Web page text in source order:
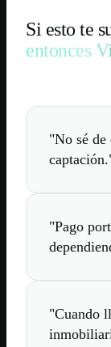
Si esto te
entonces
"No sé de
captación.
"Pago
"Cuando